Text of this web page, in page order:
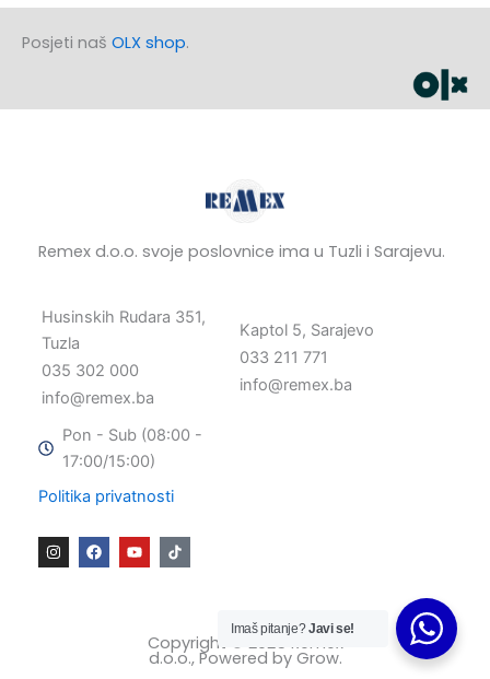
Posjeti naš OLX shop.
Remex d.o.o. svoje poslovnice ima u Tuzli i Sarajevu.
Husinskih Rudara 351,
Tuzla
035 302 000
info@remex.ba
Kaptol 5, Sarajevo
033 211 771
info@remex.ba
Pon - Sub (08:00 -
17:00/15:00)
Politika privatnosti
I
n
s
F
a
c
Y
o
u
Copyright © 2025 Remex
d.o.o., Powered by Grow.
Imaš pitanje?Javi se!